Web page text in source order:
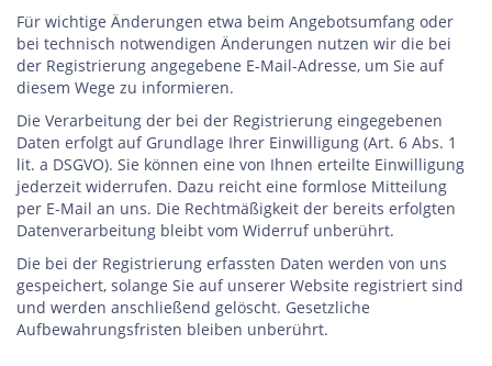
Für wichtige Änderungen etwa beim Angebotsumfang oder
bei technisch notwendigen Änderungen nutzen wir die bei
der Registrierung angegebene E-Mail-Adresse, um Sie auf
diesem Wege zu informieren.
Die Verarbeitung der bei der Registrierung eingegebenen
Daten erfolgt auf Grundlage Ihrer Einwilligung (Art. 6 Abs. 1
lit. a DSGVO). Sie können eine von Ihnen erteilte Einwilligung
jederzeit widerrufen. Dazu reicht eine formlose Mitteilung
per E-Mail an uns. Die Rechtmäßigkeit der bereits erfolgten
Datenverarbeitung bleibt vom Widerruf unberührt.
Die bei der Registrierung erfassten Daten werden von uns
gespeichert, solange Sie auf unserer Website registriert sind
und werden anschließend gelöscht. Gesetzliche
Aufbewahrungsfristen bleiben unberührt.